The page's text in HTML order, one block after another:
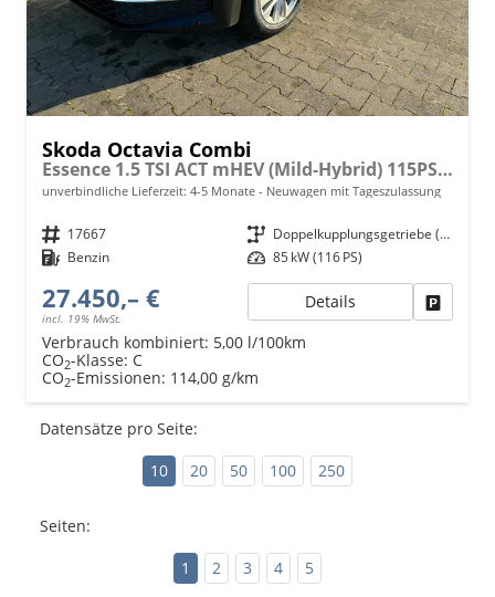
Skoda Octavia Combi
Essence 1.5 TSI ACT mHEV (Mild-Hybrid) 115PS DSG/AUTOMATIK, 5 JAHRE GARANTIE, Climatronic, Parksensoren hinten, Sitzheizung, LED-Scheinwerfer, Radio 10" + Wireless Smartlink, Tempomat, Lederlenkrad, Dachreling
unverbindliche Lieferzeit: 4-5 Monate Neuwagen mit Tageszulassung
Fahrzeugnr. 17667 Getriebe
Doppelkupplungsgetriebe (DSG)
Kraftstoff Benzin Leistung 85 kW (116 PS)
27.450,– €
incl. 19% MwSt.
Details
Verbrauch kombiniert: 5,00 l/100km
CO2-Klasse: C
CO2-Emissionen: 114,00 g/km
Datensätze pro Seite:
10
20 50 100 250
Seiten:
1
2 3 4 5